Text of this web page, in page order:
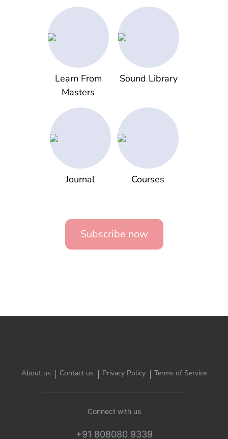
Learn From
Masters
Sound Library
Journal Courses
Subscribe now
About us Contact us Privacy Policy Terms of Service
Connect with us
+91 808080 9339